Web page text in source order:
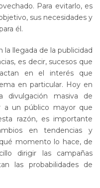
Para evitarlo, es
sus necesidades y
él.
llegada de la publicidad
es decir, sucesos que
en el interés que
en particular. Hoy en
divulgación masiva de
a un público mayor que
razón, es importante
en tendencias y
momento lo hace, de
dirigir las campañas
las probabilidades de